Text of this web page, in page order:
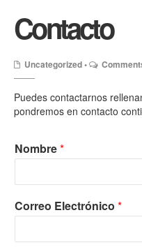
Contacto
Uncategorized•
Puedes contactarnos
pondremos en contacto
Nombre*
Correo Electrónico *